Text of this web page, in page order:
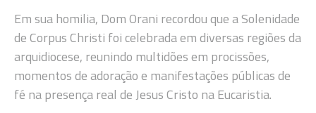
Em sua homilia, Dom Orani recordou que a Solenidade
de Corpus Christi foi celebrada em diversas regiões da
arquidiocese, reunindo multidões em procissões,
momentos de adoração e manifestações públicas de
fé na presença real de Jesus Cristo na Eucaristia.